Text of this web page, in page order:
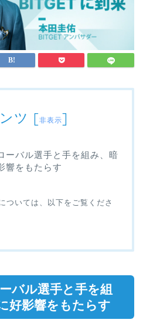
ツ [非表示]
ーバル選手と手を組み、暗
響をもたらす
ついては、以下をご覧くださ
バル選手と手を組
好影響をもたらす